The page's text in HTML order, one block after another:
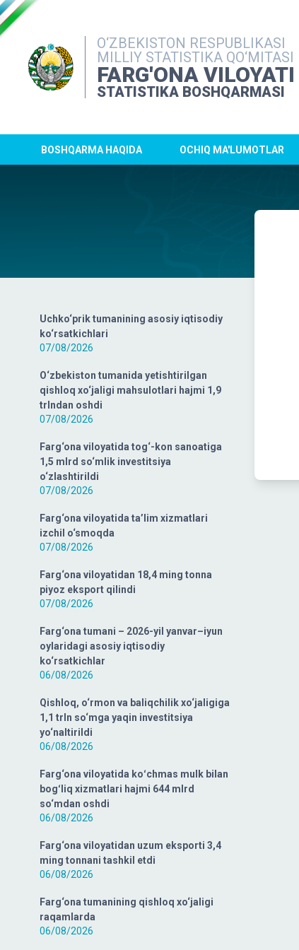
O‘ZBEKISTON RESPUBLIKASI
MILLIY STATISTIKA QO‘MITASI
FARG'ONA VILOYATI
STATISTIKA BOSHQARMASI
BOSHQARMA HAQIDA OCHIQ MA'LUMOTLAR
Uchko‘prik tumanining asosiy iqtisodiy
ko‘rsatkichlari
07/08/2026
O‘zbekiston tumanida yetishtirilgan
qishloq xo‘jaligi mahsulotlari hajmi 1,9
trlndan oshdi
07/08/2026
Farg‘ona viloyatida tog‘-kon sanoatiga
1,5 mlrd so‘mlik investitsiya
o‘zlashtirildi
07/08/2026
Farg‘ona viloyatida ta’lim xizmatlari
izchil o‘smoqda
07/08/2026
Farg‘ona viloyatidan 18,4 ming tonna
piyoz eksport qilindi
07/08/2026
Farg‘ona tumani – 2026-yil yanvar–iyun
oylaridagi asosiy iqtisodiy
ko‘rsatkichlar
06/08/2026
Qishloq, o‘rmon va baliqchilik xo‘jaligiga
1,1 trln so‘mga yaqin investitsiya
yo‘naltirildi
06/08/2026
Farg‘ona viloyatida koʻchmas mulk bilan
bogʻliq xizmatlari hajmi 644 mlrd
so‘mdan oshdi
06/08/2026
Farg‘ona viloyatidan uzum eksporti 3,4
ming tonnani tashkil etdi
06/08/2026
Farg‘ona tumanining qishloq xo‘jaligi
raqamlarda
06/08/2026